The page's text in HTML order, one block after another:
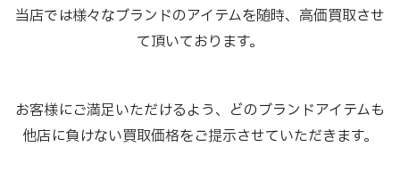
当店では様々なブランドのアイテムを随時、高価買取させ
て頂いております。
お客様にご満足いただけるよう、どのブランドアイテムも
他店に負けない買取価格をご提示させていただきます。